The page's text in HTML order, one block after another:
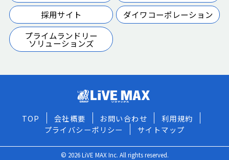
採用サイト
ダイワコーポレーション
プライムランドリー
ソリューションズ
TOP 会社概要 お問い合わせ
利用規約
プライバシーポリシー
サイトマップ
© 2026 LiVE MAX Inc. All rights reserved.